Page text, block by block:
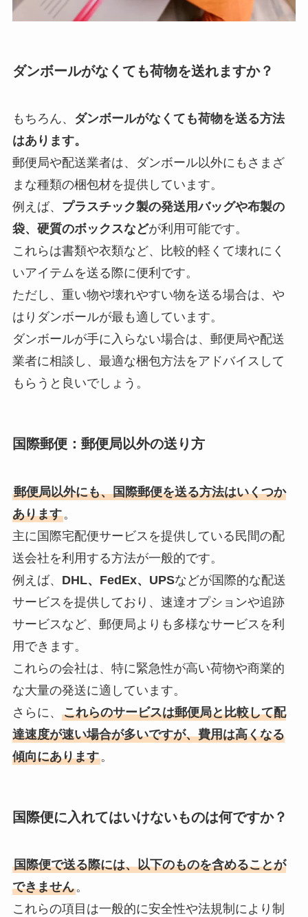
ダンボールがなくても荷物を送れますか？
もちろん、 ダンボールがなくても荷物を送る方法
はあります。
郵便局や配送業者は、ダンボール以外にもさまざ
まな種類の梱包材を提供しています。
例えば、 プラスチック製の発送用バッグや布製の
袋、硬質のボックスなどが利用可能です。
これらは書類や衣類など、比較的軽くて壊れにく
いアイテムを送る際に便利です。
ただし、重い物や壊れやすい物を送る場合は、や
はりダンボールが最も適しています。
ダンボールが手に入らない場合は、郵便局や配送
業者に相談し、最適な梱包方法をアドバイスして
もらうと良いでしょう。
国際郵便：郵便局以外の送り方
郵便局以外にも、国際郵便を送る方法はいくつか
あります。
主に国際宅配便サービスを提供している民間の配
送会社を利用する方法が一般的です。
例えば、 DHL、FedEx、UPSなどが国際的な配送
サービスを提供しており、速達オプションや追跡
サービスなど、郵便局よりも多様なサービスを利
用できます。
これらの会社は、特に緊急性が高い荷物や商業的
な大量の発送に適しています。
さらに、 これらのサービスは郵便局と比較して配
達速度が速い場合が多いですが、費用は高くなる
傾向にあります。
国際便に入れてはいけないものは何ですか？
国際便で送る際には、以下のものを含めることが
できません。
これらの項目は一般的に安全性や法規制により制